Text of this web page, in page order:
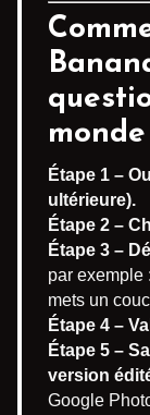
Étape 1 –
ultérieure).
Étape 2 –
Étape 3 –
par exemple
mets un
Étape 4 –
Étape 5 –
version
Google